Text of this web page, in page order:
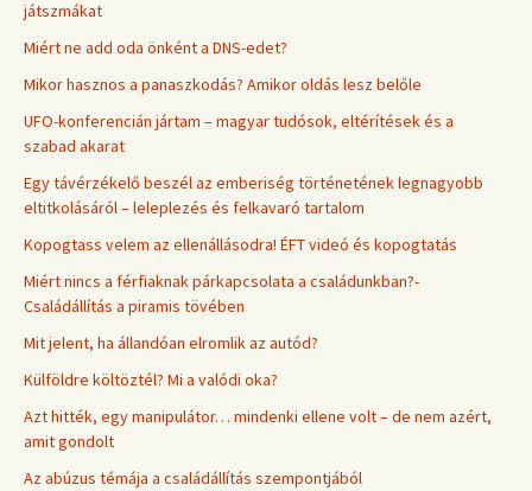
játszmákat
Miért ne add oda önként a DNS-edet?
Mikor hasznos a panaszkodás? Amikor oldás lesz belőle
UFO-konferencián jártam – magyar tudósok, eltérítések és a
szabad akarat
Egy távérzékelő beszél az emberiség történetének legnagyobb
eltitkolásáról – leleplezés és felkavaró tartalom
Kopogtass velem az ellenállásodra! ÉFT videó és kopogtatás
Miért nincs a férfiaknak párkapcsolata a családunkban?-
Családállítás a piramis tövében
Mit jelent, ha állandóan elromlik az autód?
Külföldre költöztél? Mi a valódi oka?
Azt hitték, egy manipulátor… mindenki ellene volt – de nem azért,
amit gondolt
Az abúzus témája a családállítás szempontjából